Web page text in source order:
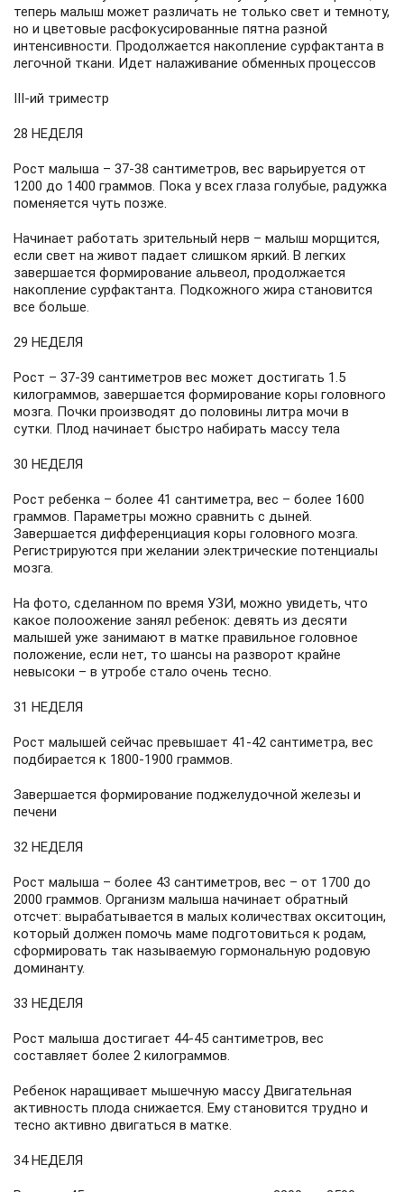
теперь малыш может различать не только свет и темноту,
но и цветовые расфокусированные пятна разной
интенсивности. Продолжается накопление сурфактанта в
легочной ткани. Идет налаживание обменных процессов
III-ий триместр
28 НЕДЕЛЯ
Рост малыша – 37-38 сантиметров, вес варьируется от
1200 до 1400 граммов. Пока у всех глаза голубые, радужка
поменяется чуть позже.
Начинает работать зрительный нерв – малыш морщится,
если свет на живот падает слишком яркий. В легких
завершается формирование альвеол, продолжается
накопление сурфактанта. Подкожного жира становится
все больше.
29 НЕДЕЛЯ
Рост – 37-39 сантиметров вес может достигать 1.5
килограммов, завершается формирование коры головного
мозга. Почки производят до половины литра мочи в
сутки. Плод начинает быстро набирать массу тела
30 НЕДЕЛЯ
Рост ребенка – более 41 сантиметра, вес – более 1600
граммов. Параметры можно сравнить с дыней.
Завершается дифференциация коры головного мозга.
Регистрируются при желании электрические потенциалы
мозга.
На фото, сделанном по время УЗИ, можно увидеть, что
какое полоожение занял ребенок: девять из десяти
малышей уже занимают в матке правильное головное
положение, если нет, то шансы на разворот крайне
невысоки – в утробе стало очень тесно.
31 НЕДЕЛЯ
Рост малышей сейчас превышает 41-42 сантиметра, вес
подбирается к 1800-1900 граммов.
Завершается формирование поджелудочной железы и
печени
32 НЕДЕЛЯ
Рост малыша – более 43 сантиметров, вес – от 1700 до
2000 граммов. Организм малыша начинает обратный
отсчет: вырабатывается в малых количествах окситоцин,
который должен помочь маме подготовиться к родам,
сформировать так называемую гормональную родовую
доминанту.
33 НЕДЕЛЯ
Рост малыша достигает 44-45 сантиметров, вес
составляет более 2 килограммов.
Ребенок наращивает мышечную массу Двигательная
активность плода снижается. Ему становится трудно и
тесно активно двигаться в матке.
34 НЕДЕЛЯ